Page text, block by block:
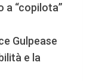
a “copilota”
Gulpease
e la